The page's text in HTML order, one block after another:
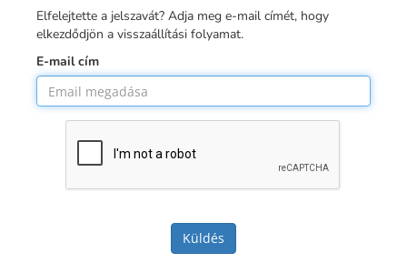
Elfelejtette a jelszavát? Adja meg e-mail címét, hogy
elkezdődjön a visszaállítási folyamat.
E-mail cím
Küldés